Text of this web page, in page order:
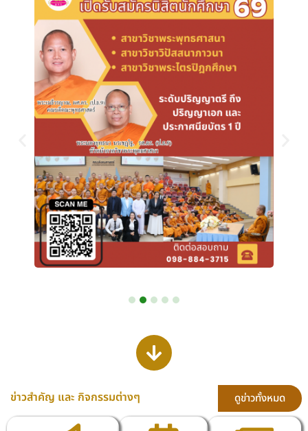
ข่าวสำคัญ และ กิจกรรมต่างๆ ดูข่าวทั้งหมด